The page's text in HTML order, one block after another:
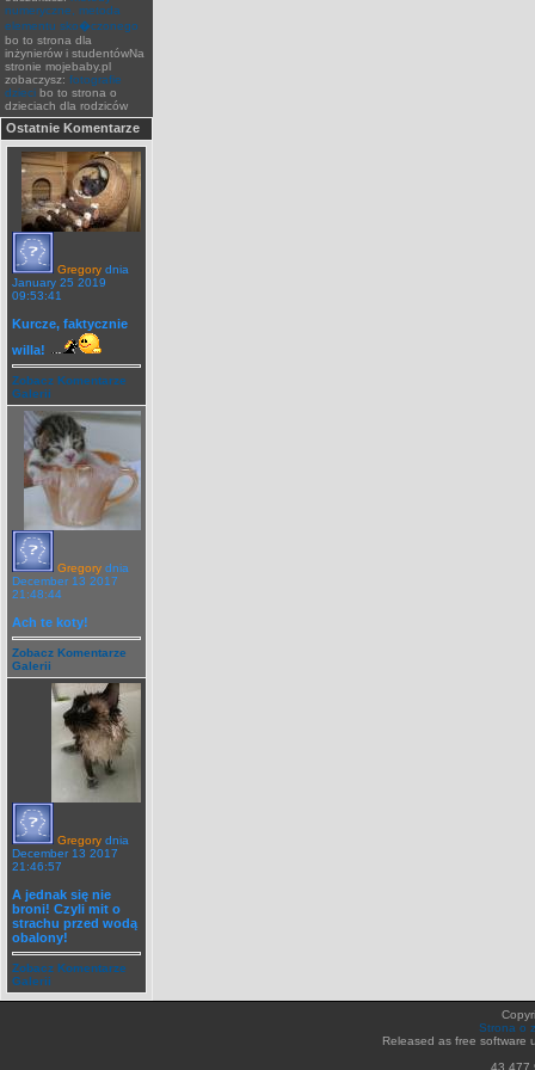
numeryczne, metoda
elementu sko�czonego
bo to strona dla
inżynierów i studentówNa
stronie mojebaby.pl
zobaczysz: fotografie
dzieci bo to strona o
dzieciach dla rodziców
Ostatnie Komentarze
Gregory dnia
January 25 2019
09:53:41
Kurcze, faktycznie
willa!
Zobacz Komentarze
Galerii
Gregory dnia
December 13 2017
21:48:44
Ach te koty!
Zobacz Komentarze
Galerii
Gregory dnia
December 13 2017
21:46:57
A jednak się nie
broni! Czyli mit o
strachu przed wodą
obalony!
Zobacz Komentarze
Galerii
Strona o
Released as free software